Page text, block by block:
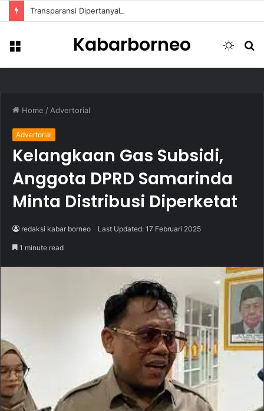
Menu Kabarborneo
Switch
Home / Advertorial
Advertorial
Kelangkaan Gas Subsidi,
Anggota DPRD Samarinda
Minta Distribusi Diperketat
redaksi kabar borneo Last Updated: 17 Februari 2025
1 minute read